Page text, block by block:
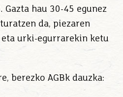
hau 30-45 egunez
da, piezaren
urki-egurrarekin ketu
berezko AGBk dauzka: